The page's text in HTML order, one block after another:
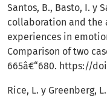
Santos, B., Basto, I. y
collaboration and
experiences in
Comparison of two
665â€“680. https://
Rice, L. y Greenberg,